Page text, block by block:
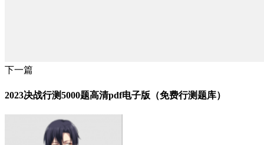
下一篇
2023决战行测5000题高清pdf电子版（免费行测题库）